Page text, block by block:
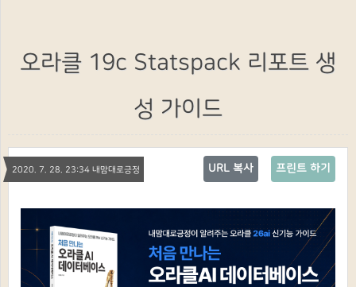
오라클 19c Statspack 리포트 생
성 가이드
2020. 7. 28. 23:34 내맘대로긍정 프린트 하기
URL 복사